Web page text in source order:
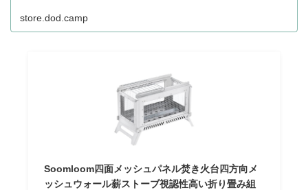
store.dod.camp
Soomloom四面メッシュパネル焚き火台四方向メ
ッシュウォール薪ストーブ視認性高い折り畳み組